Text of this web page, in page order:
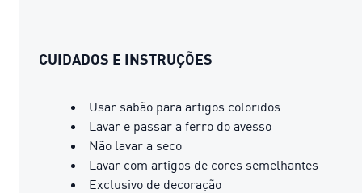
CUIDADOS E INSTRUÇÕES
Usar sabão para artigos coloridos
Lavar e passar a ferro do avesso
Não lavar a seco
Lavar com artigos de cores semelhantes
Exclusivo de decoração